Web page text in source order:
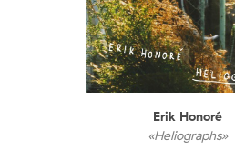
Erik Honoré
«Heliographs»